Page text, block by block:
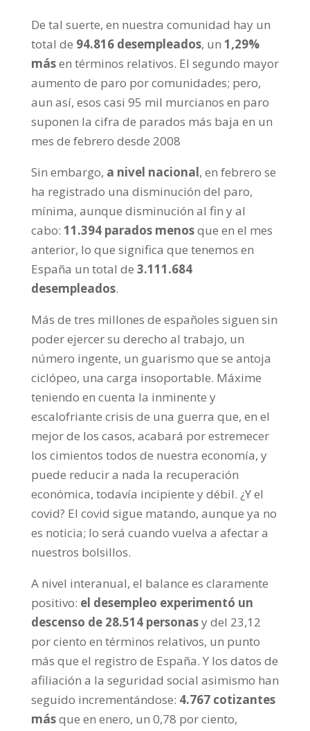
De tal suerte, en nuestra comunidad hay un
total de 94.816 desempleados, un 1,29%
másen términos relativos. El segundo mayor
aumento de paro por comunidades; pero,
aun así, esos casi 95 mil murcianos en paro
suponen la cifra de parados más baja en un
mes de febrero desde 2008
Sin embargo, a nivel nacional, en febrero se
ha registrado una disminución del paro,
mínima, aunque disminución al fin y al
cabo: 11.394 parados menosque en el mes
anterior, lo que significa que tenemos en
España un total de 3.111.684
desempleados.
Más de tres millones de españoles siguen sin
poder ejercer su derecho al trabajo, un
número ingente, un guarismo que se antoja
ciclópeo, una carga insoportable. Máxime
teniendo en cuenta la inminente y
escalofriante crisis de una guerra que, en el
mejor de los casos, acabará por estremecer
los cimientos todos de nuestra economía, y
puede reducir a nada la recuperación
económica, todavía incipiente y débil. ¿Y el
covid? El covid sigue matando, aunque ya no
es noticia; lo será cuando vuelva a afectar a
nuestros bolsillos.
A nivel interanual, el balance es claramente
positivo: el desempleo experimentó un
descenso de 28.514 personasy del 23,12
por ciento en términos relativos, un punto
más que el registro de España. Y los datos de
afiliación a la seguridad social asimismo han
seguido incrementándose: 4.767 cotizantes
másque en enero, un 0,78 por ciento,